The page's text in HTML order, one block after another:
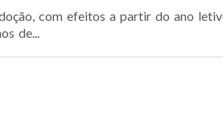
com efeitos a partir do ano
de...